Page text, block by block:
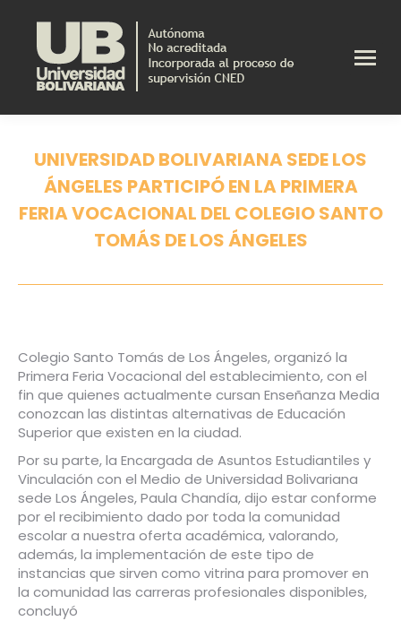
UNIVERSIDAD BOLIVARIANA SEDE LOS
ÁNGELES PARTICIPÓ EN LA PRIMERA
FERIA VOCACIONAL DEL COLEGIO SANTO
TOMÁS DE LOS ÁNGELES
Colegio Santo Tomás de Los Ángeles, organizó la
Primera Feria Vocacional del establecimiento, con el
fin que quienes actualmente cursan Enseñanza Media
conozcan las distintas alternativas de Educación
Superior que existen en la ciudad.
Por su parte, la Encargada de Asuntos Estudiantiles y
Vinculación con el Medio de Universidad Bolivariana
sede Los Ángeles, Paula Chandía, dijo estar conforme
por el recibimiento dado por toda la comunidad
escolar a nuestra oferta académica, valorando,
además, la implementación de este tipo de
instancias que sirven como vitrina para promover en
la comunidad las carreras profesionales disponibles,
concluyó